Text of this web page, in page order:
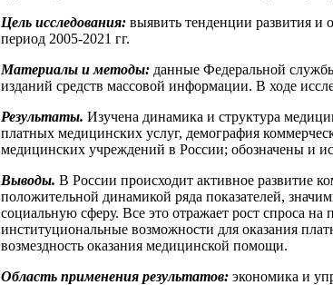
Цель исследования: выявить тенденции развития и
период 2005-2021 гг.
Материалы и методы: данные Федеральной
изданий средств массовой информации. В ходе
Результаты. Изучена динамика и структура
платных медицинских услуг, демография
медицинских учреждений в России; обозначены и
Выводы. В России происходит активное развитие
положительной динамикой ряда показателей,
социальную сферу. Все это отражает рост спроса
институциональные возможности для оказания
возмездность оказания медицинской помощи.
Область применения результатов: экономика и